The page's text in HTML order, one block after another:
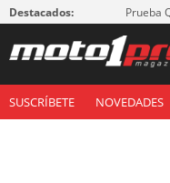
Destacados: Prueba
SUSCRÍBETE NOVEDADES